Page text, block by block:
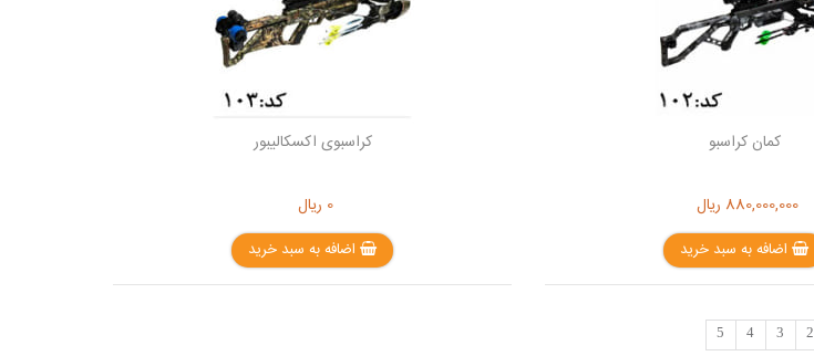
کمان کراسبو
880,000,000 ریال
اضافه به سبد خرید
کراسبوی اکسکالیبور
0 ریال
اضافه به سبد خرید
2
3
4
5